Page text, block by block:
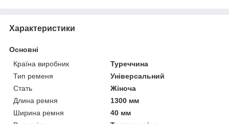
Характеристики
Основні
Країна виробник
Туреччина
Тип ременя
Універсальний
Стать
Жіноча
Длина ремня
1300 мм
Ширина ремня
40 мм